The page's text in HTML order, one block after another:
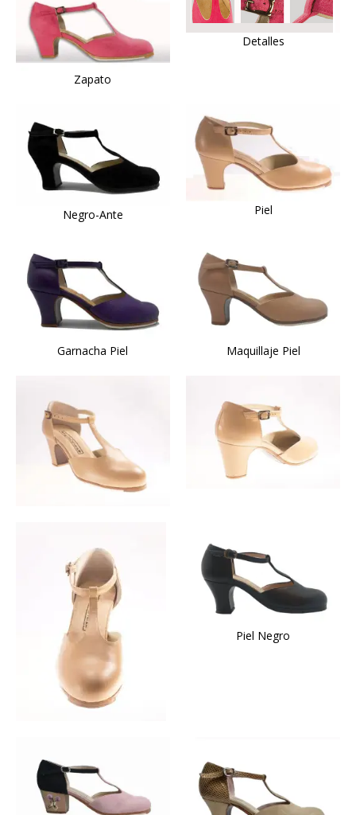
Zapato
Detalles
Negro-Ante Piel
Garnacha Piel Maquillaje Piel
Piel Negro